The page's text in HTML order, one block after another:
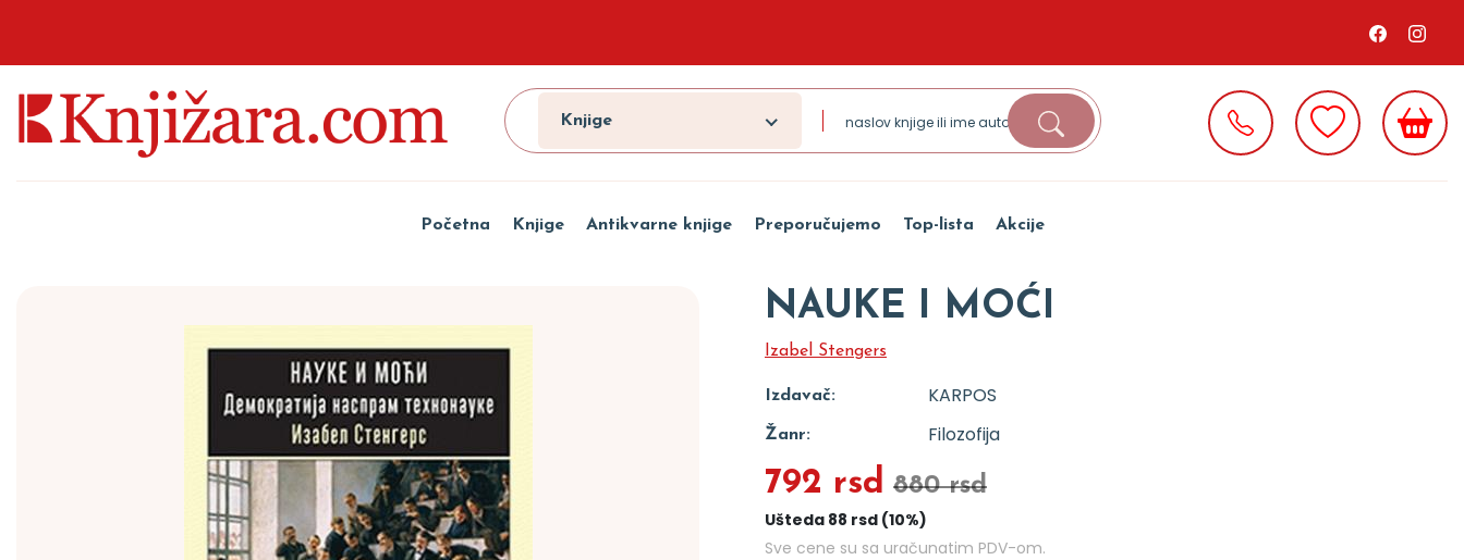
Knjige
Početna Knjige Antikvarne knjige Preporučujemo Top-lista Akcije
NAUKE I MOĆI
Izabel Stengers
Izdavač: KARPOS
Žanr: Filozofija
792 rsd 880 rsd
Ušteda 88 rsd (10%)
Sve cene su sa uračunatim PDV-om.